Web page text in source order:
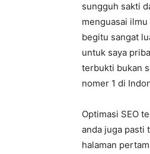
sungguh sakti
menguasai
begitu sangat
untuk saya
terbukti bukan
nomer 1 di
Optimasi SEO
anda juga pasti
halaman